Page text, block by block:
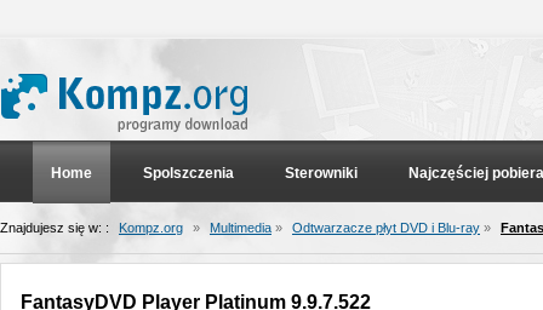
Home Spolszczenia Sterowniki Najczęściej
Znajdujesz się w: : Kompz.org » Multimedia » Odtwarzacze płyt DVD i Blu-ray »
FantasyDVD Player Platinum 9.9.7.522